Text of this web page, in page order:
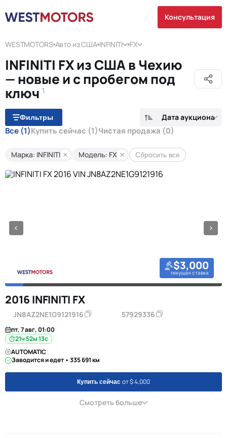
Консультация
WESTMOTORS Авто из США INFINITI FX
INFINITI FX из США в Чехию
— новые и с пробегом под
ключ 1
Фильтры Дата аукциона
Все (1)Купить сейчас (1)Чистая продажа (0)
Марка: INFINITI Модель: FX Сбросить все
$3,000
текущая ставка
2016 INFINITI FX
JN8AZ2NE1G9121916 57929336
пт, 7 авг, 01:00
21ч 52м 13с
AUTOMATIC
Заводится и едет • 335 691 км
Купить сейчас от $ 4,000
Смотреть больше